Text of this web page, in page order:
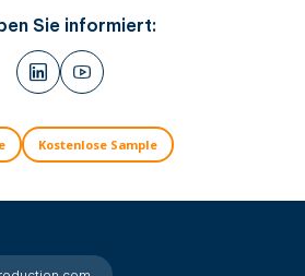
Sie informiert:
Kostenlose Sample